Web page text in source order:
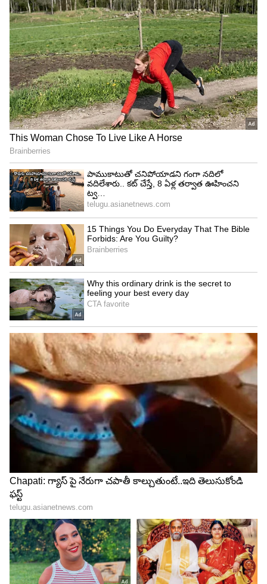
నిలుస్తాయి. తెలుగులోనూ మంచి ఆదరణ పొందింది.
ఇక మూడో స్థానంలో `ది గ్రేట్‌ ఇండియన్‌ కపిల్‌ షో` ట్రెండ్‌
అవుతుంది. నాల్గో స్థానంలో `ఇఫ్‌ విషెస్‌ కుడ్‌ కిల్‌` అనే
హాలీవుడ్‌ షో ట్రెండ్‌ అవుతుండటం విశేషం.
4
5
Image Credit :Asianet News
ఐదో స్థానంలో పవన్‌ ఉస్తాద్‌ భగత్‌ సింగ్‌
ఐదో స్థానంలో తెలుగు మూవీ ఉండటం విశేషం. అదే పవన్‌
కళ్యాణ్‌ నటించిన `ఉస్తాద్‌ భగత్‌ సింగ్‌`. హరీష్‌ శంకర్‌
దర్శకత్వంలో ఈ చిత్రం రూపొందింది. మైత్రీ మూవీ మేకర్స్
నిర్మించారు. శ్రీలీల, రాశీఖన్నా హీరోయిన్లుగా నటించారు. ఈ
చిత్రం మార్చి 19న థియేటర్లో విడుదలై డిజాస్టర్‌గా నిలిచింది.
గత నెలలోనే ఓటీటీలోకి వచ్చిన ఈ మూవీ దాదాపు మూడు
వారాలుగా టాప్‌ 5లో ట్రెండ్‌ అవుతుండటం విశేషం. ఆరో
స్థానంలో బాలీవుడ్‌ మూవీ `రోస్టర్‌` ట్రెండ్‌ అవుతుంది.